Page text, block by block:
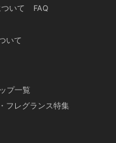
いて
FAQ
いて
プ一覧
フレグランス特集